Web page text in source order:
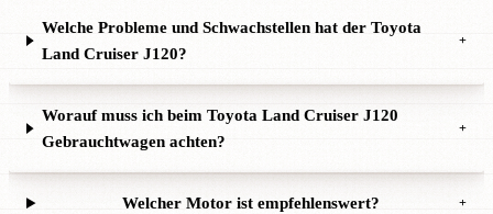
Welche Probleme und Schwachstellen hat der Toyota
Land Cruiser J120?
+
Worauf muss ich beim Toyota Land Cruiser J120
Gebrauchtwagen achten?
+
Welcher Motor ist empfehlenswert? +